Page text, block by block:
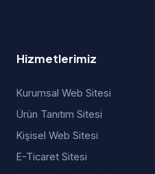
Hizmetlerimiz
Kurumsal Web Sitesi
Ürün Tanıtım Sitesi
Kişisel Web Sitesi
E-Ticaret Sitesi